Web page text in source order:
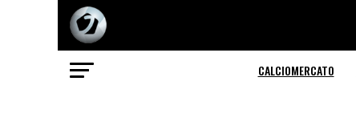
CALCIOMERCATO